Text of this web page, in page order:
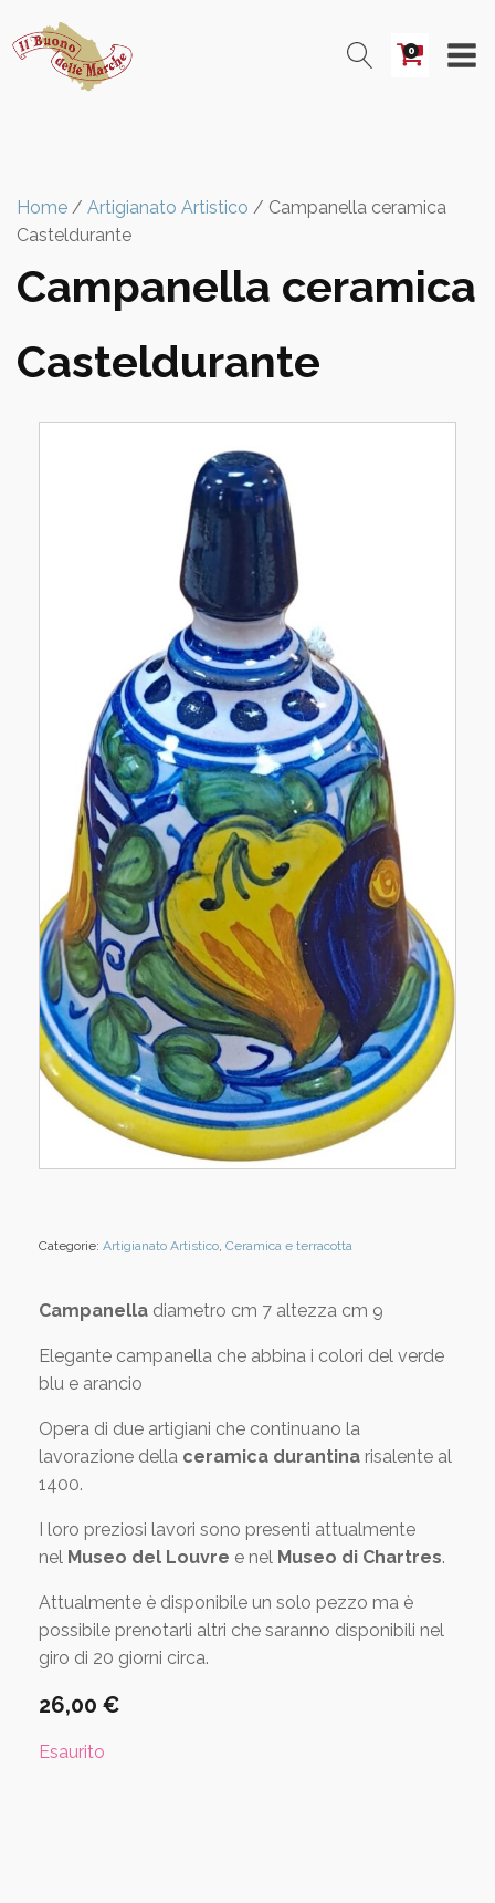
0
Home / Artigianato Artistico / Campanella ceramica
Casteldurante
Campanella ceramica
Casteldurante
Categorie: Artigianato Artistico, Ceramica e terracotta
Campanella diametro cm 7 altezza cm 9
Elegante campanella che abbina i colori del verde
blu e arancio
Opera di due artigiani che continuano la
lavorazione della ceramica durantina risalente al
1400.
I loro preziosi lavori sono presenti attualmente
nel Museo del Louvre e nel Museo di Chartres.
Attualmente è disponibile un solo pezzo ma è
possibile prenotarli altri che saranno disponibili nel
giro di 20 giorni circa.
26,00 €
Esaurito